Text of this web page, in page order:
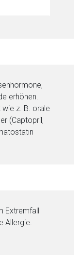
erhöhen.
z. B. orale
(Captopril,
Extremfall
Allergie.